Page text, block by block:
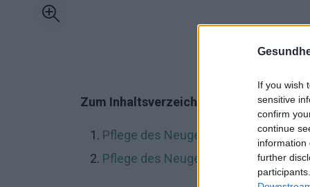
If you wish
sensitive
confirm
continue
information
further
Zum Inhaltsverzeichnis:
Pflege des Neugeborenen
Pflege des Neugeborenen